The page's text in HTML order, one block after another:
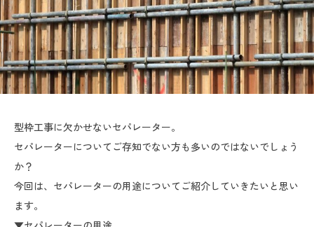
型枠工事に欠かせないセパレーター。
セパレーターについてご存知でない方も多いのではないでしょう
か？
今回は、セパレーターの用途についてご紹介していきたいと思い
ます。